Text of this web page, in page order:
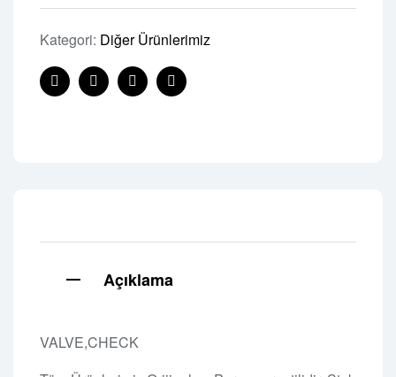
Kategori: Diğer Ürünlerimiz
FacebookTwitterLinkedinPinterest
Açıklama
VALVE,CHECK